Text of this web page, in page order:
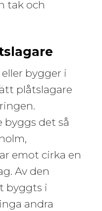
tak och
bygger i
plåtslagare
byggs det så
emot cirka en
Av den
byggts i
andra